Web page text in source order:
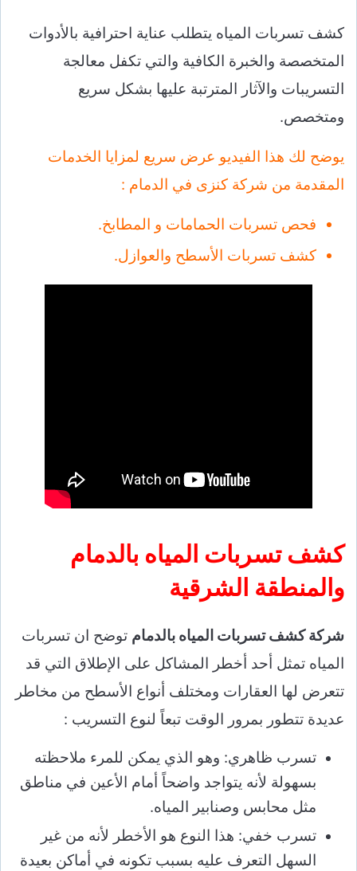
كشف تسربات المياه يتطلب عناية احترافية بالأدوات
المتخصصة والخبرة الكافية والتي تكفل معالجة
التسريبات والآثار المترتبة عليها بشكل سريع
ومتخصص.
يوضح لك هذا الفيديو عرض سريع لمزايا الخدمات
المقدمة من شركة كنزى في الدمام :
فحص تسربات الحمامات و المطابخ.
كشف تسربات الأسطح والعوازل.
كشف تسربات المياه بالدمام
والمنطقة الشرقية
شركة كشف تسربات المياه بالدمام توضح ان تسربات
المياه تمثل أحد أخطر المشاكل على الإطلاق التي قد
تتعرض لها العقارات ومختلف أنواع الأسطح من مخاطر
عديدة تتطور بمرور الوقت تبعاً لنوع التسريب :
تسرب ظاهري: وهو الذي يمكن للمرء ملاحظته
بسهولة لأنه يتواجد واضحاً أمام الأعين في مناطق
مثل محابس وصنابير المياه.
تسرب خفي: هذا النوع هو الأخطر لأنه من غير
السهل التعرف عليه بسبب تكونه في أماكن بعيدة